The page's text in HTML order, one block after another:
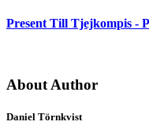
Present Till Tjejkompis -
About Author
Daniel Törnkvist